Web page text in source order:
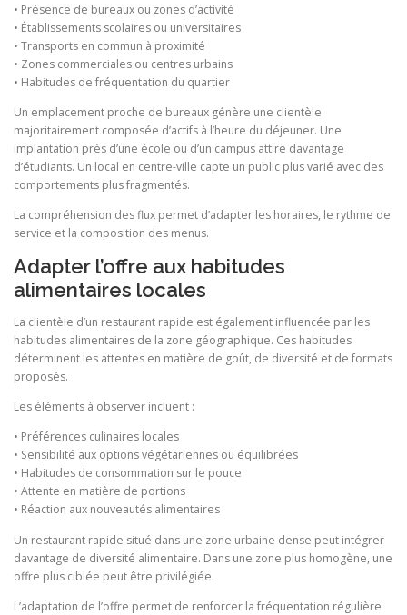
• Présence de bureaux ou zones d’activité
• Établissements scolaires ou universitaires
• Transports en commun à proximité
• Zones commerciales ou centres urbains
• Habitudes de fréquentation du quartier
Un emplacement proche de bureaux génère une clientèle
majoritairement composée d’actifs à l’heure du déjeuner. Une
implantation près d’une école ou d’un campus attire davantage
d’étudiants. Un local en centre-ville capte un public plus varié avec des
comportements plus fragmentés.
La compréhension des flux permet d’adapter les horaires, le rythme de
service et la composition des menus.
Adapter l’offre aux habitudes
alimentaires locales
La clientèle d’un restaurant rapide est également influencée par les
habitudes alimentaires de la zone géographique. Ces habitudes
déterminent les attentes en matière de goût, de diversité et de formats
proposés.
Les éléments à observer incluent :
• Préférences culinaires locales
• Sensibilité aux options végétariennes ou équilibrées
• Habitudes de consommation sur le pouce
• Attente en matière de portions
• Réaction aux nouveautés alimentaires
Un restaurant rapide situé dans une zone urbaine dense peut intégrer
davantage de diversité alimentaire. Dans une zone plus homogène, une
offre plus ciblée peut être privilégiée.
L’adaptation de l’offre permet de renforcer la fréquentation régulière